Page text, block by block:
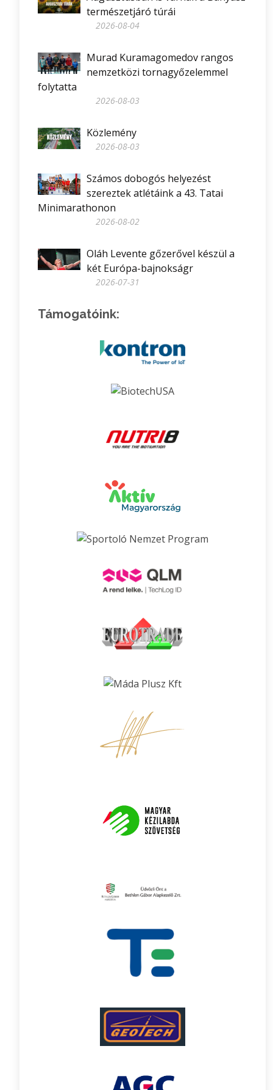
természetjáró túrái
2026-08-04
Murad Kuramagomedov rangos
nemzetközi tornagyőzelemmel
folytatta
2026-08-03
Közlemény
2026-08-03
Számos dobogós helyezést
szereztek atlétáink a 43. Tatai
Minimarathonon
2026-08-02
Oláh Levente gőzerővel készül a
két Európa-bajnokságr
2026-07-31
Támogatóink: